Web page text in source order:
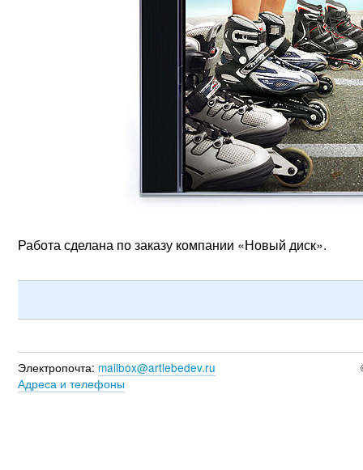
Работа сделана по заказу компании «Новый диск».
Электропочта: mailbox@artlebedev.ru
Адреса и телефоны